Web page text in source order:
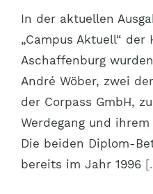
In der aktuellen
„Campus Aktuell“ der
Aschaffenburg
André Wöber, zwei
der Corpass GmbH,
Werdegang und
Die beiden Diplom-
bereits im Jahr 1996